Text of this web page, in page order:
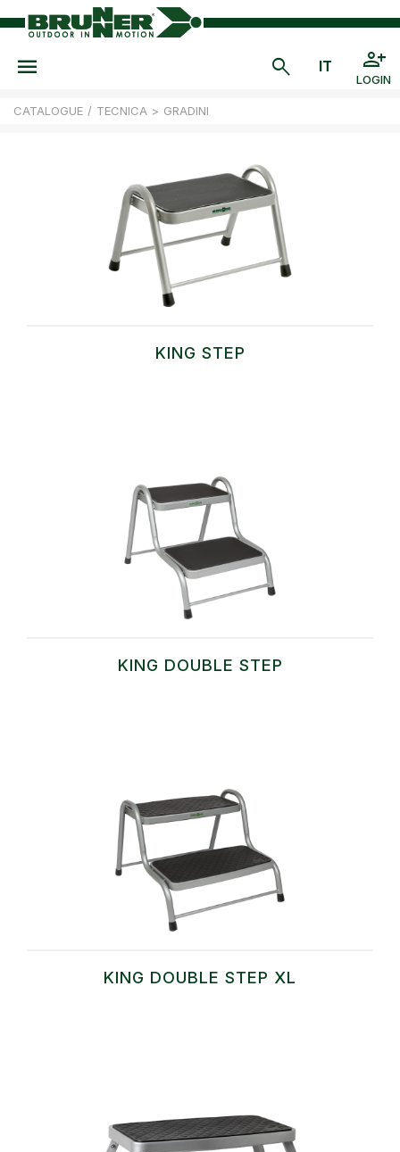
LOGIN
CATALOGUE / TECNICA > GRADINI
KING STEP
KING DOUBLE STEP
KING DOUBLE STEP XL